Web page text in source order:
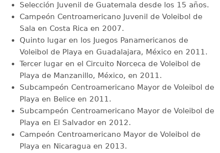
Selección Juvenil de Guatemala desde los 15 años.
Campeón Centroamericano Juvenil de Voleibol de
Sala en Costa Rica en 2007.
Quinto lugar en los Juegos Panamericanos de
Voleibol de Playa en Guadalajara, México en 2011.
Tercer lugar en el Circuito Norceca de Voleibol de
Playa de Manzanillo, México, en 2011.
Subcampeón Centroamericano Mayor de Voleibol de
Playa en Belice en 2011.
Subcampeón Centroamericano Mayor de Voleibol de
Playa en El Salvador en 2012.
Campeón Centroamericano Mayor de Voleibol de
Playa en Nicaragua en 2013.